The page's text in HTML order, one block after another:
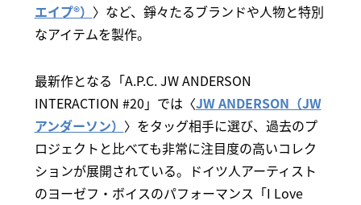
エイプ®） 〉など、錚々たるブランドや人物と特別
なアイテムを製作。
最新作となる「A.P.C. JW ANDERSON
INTERACTION #20」では〈JW ANDERSON（JW
アンダーソン） 〉をタッグ相手に選び、過去のプ
ロジェクトと比べても非常に注目度の高いコレク
ションが展開されている。ドイツ人アーティスト
のヨーゼフ・ボイスのパフォーマンス「I Love